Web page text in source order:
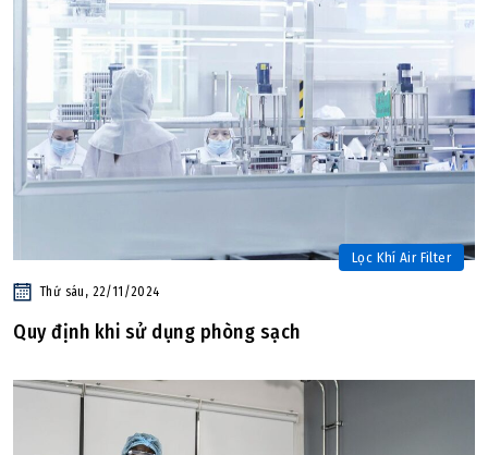
Lọc Khí Air Filter
Thứ sáu, 22/11/2024
Quy định khi sử dụng phòng sạch